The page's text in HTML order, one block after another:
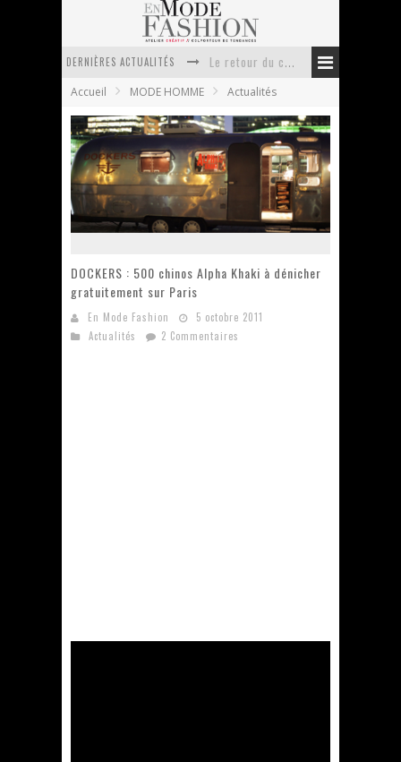
DERNIÈRES ACTUALITÉS
Doudoune pour femme : choisir la pièce idéale entre style, chaleur et durabilité
Week-end spa en automne : quel maillot de bain choisir ?
Pourquoi le costume sur mesure à Paris est un incontournable de l’élégance contemporaine ?
Anti chute cheveux homme : quelles solutions pour renforcer sa chevelure ?
Le retour du cachemire version casual
Accueil MODE HOMME Actualités
DOCKERS : 500 chinos Alpha Khaki à dénicher
gratuitement sur Paris
En Mode Fashion
5 octobre 2011
Actualités
2 Commentaires